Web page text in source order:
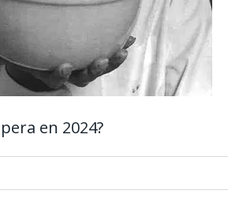
en 2024?